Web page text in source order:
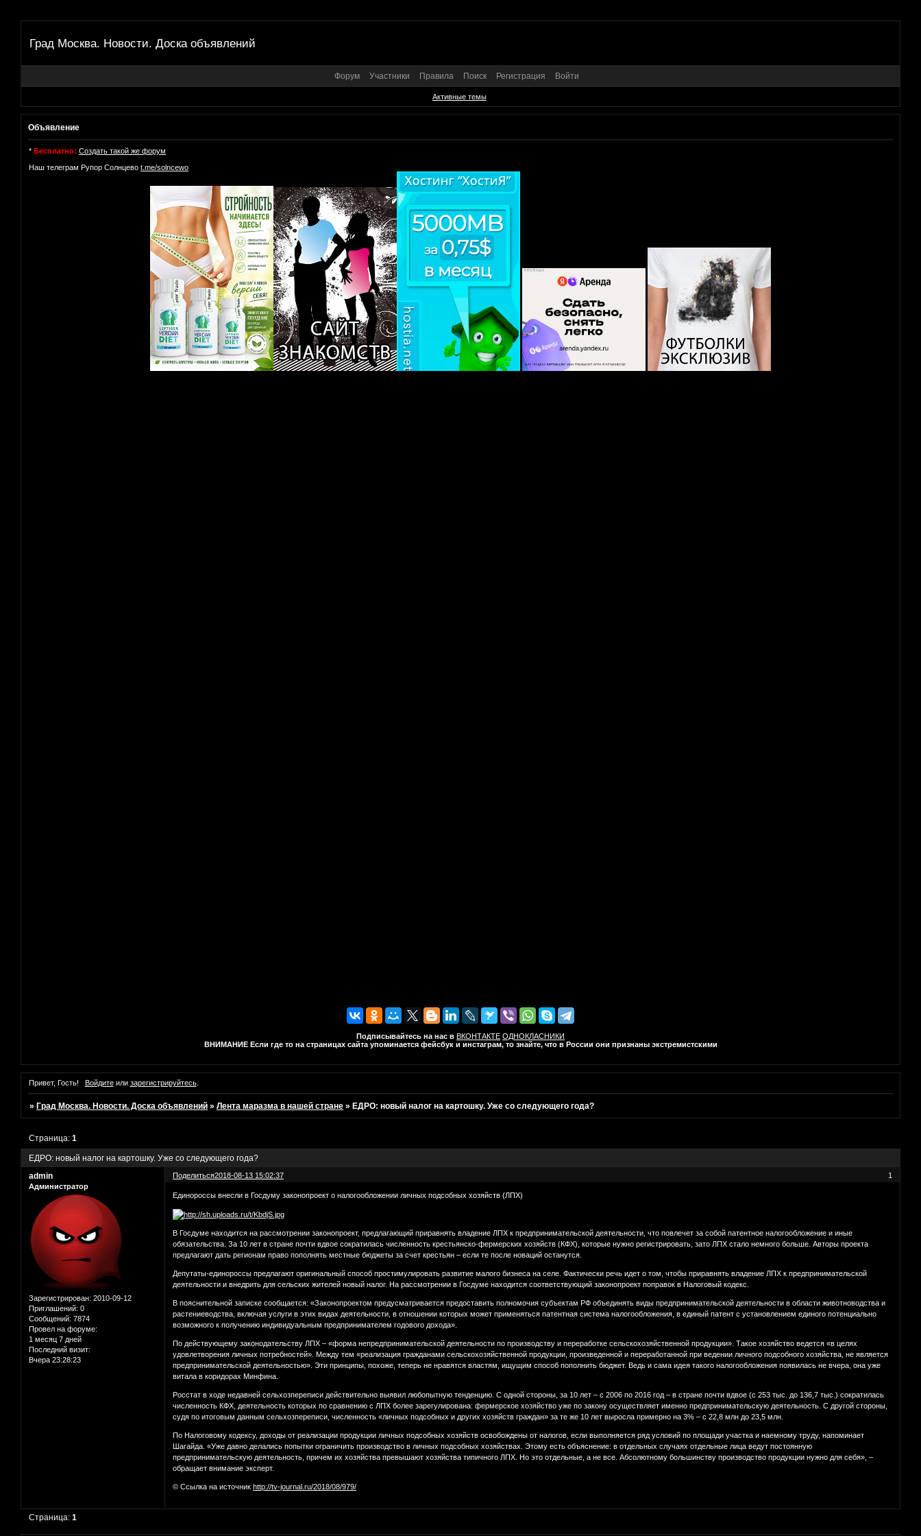
Град Москва. Новости. Доска объявлений
Форум Участники Правила Поиск Регистрация Войти
Активные темы
Объявление
* Бесплатно: Создать такой же форум
Наш телеграм Рупор Солнцево t.me/solncewo
Подписывайтесь на нас в ВКОНТАКТЕ ОДНОКЛАСНИКИ
ВНИМАНИЕ Если где то на страницах сайта упоминается фейсбук и инстаграм, то знайте, что в России они признаны экстремистскими
Привет, Гость! Войдитеили зарегистрируйтесь.
» Град Москва. Новости. Доска объявлений »Лента маразма в нашей стране » ЕДРО: новый налог на картошку. Уже со следующего года?
ЕДРО: новый налог на картошку. Уже со следующего года?
Страница:1
Поделиться 1
2018-08-13 15:02:37
admin
Администратор
Зарегистрирован: 2010-09-12
Приглашений: 0
Сообщений: 7874
Провел на форуме:
1 месяц 7 дней
Последний визит:
Вчера 23:28:23
Единороссы внесли в Госдуму законопроект о налогообложении личных подсобных хозяйств (ЛПХ)
В Госдуме находится на рассмотрении законопроект, предлагающий приравнять владение ЛПХ к предпринимательской деятельности, что повлечет за собой патентное налогообложение и иные
обязательства. За 10 лет в стране почти вдвое сократилась численность крестьянско-фермерских хозяйств (КФХ), которые нужно регистрировать, зато ЛПХ стало немного больше. Авторы проекта
предлагают дать регионам право пополнять местные бюджеты за счет крестьян – если те после новаций останутся.
Депутаты-единороссы предлагают оригинальный способ простимулировать развитие малого бизнеса на селе. Фактически речь идет о том, чтобы приравнять владение ЛПХ к предпринимательской
деятельности и внедрить для сельских жителей новый налог. На рассмотрении в Госдуме находится соответствующий законопроект поправок в Налоговый кодекс.
В пояснительной записке сообщается: «Законопроектом предусматривается предоставить полномочия субъектам РФ объединять виды предпринимательской деятельности в области животноводства и
растениеводства, включая услуги в этих видах деятельности, в отношении которых может применяться патентная система налогообложения, в единый патент с установлением единого потенциально
возможного к получению индивидуальным предпринимателем годового дохода».
По действующему законодательству ЛПХ – «форма непредпринимательской деятельности по производству и переработке сельскохозяйственной продукции». Такое хозяйство ведется «в целях
удовлетворения личных потребностей». Между тем «реализация гражданами сельскохозяйственной продукции, произведенной и переработанной при ведении личного подсобного хозяйства, не является
предпринимательской деятельностью». Эти принципы, похоже, теперь не нравятся властям, ищущим способ пополнить бюджет. Ведь и сама идея такого налогообложения появилась не вчера, она уже
витала в коридорах Минфина.
Росстат в ходе недавней сельхозпереписи действительно выявил любопытную тенденцию. С одной стороны, за 10 лет – с 2006 по 2016 год – в стране почти вдвое (с 253 тыс. до 136,7 тыс.) сократилась
численность КФХ, деятельность которых по сравнению с ЛПХ более зарегулирована: фермерское хозяйство уже по закону осуществляет именно предпринимательскую деятельность. С другой стороны,
судя по итоговым данным сельхозпереписи, численность «личных подсобных и других хозяйств граждан» за те же 10 лет выросла примерно на 3% – с 22,8 млн до 23,5 млн.
По Налоговому кодексу, доходы от реализации продукции личных подсобных хозяйств освобождены от налогов, если выполняется ряд условий по площади участка и наемному труду, напоминает
Шагайда. «Уже давно делались попытки ограничить производство в личных подсобных хозяйствах. Этому есть объяснение: в отдельных случаях отдельные лица ведут постоянную
предпринимательскую деятельность, причем их хозяйства превышают хозяйства типичного ЛПХ. Но это отдельные, а не все. Абсолютному большинству производство продукции нужно для себя», –
обращает внимание эксперт.
© Ссылка на источник http://tv-journal.ru/2018/08/979/
Страница:1